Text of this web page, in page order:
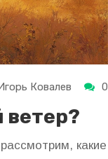
Игорь Ковалев 0
какие